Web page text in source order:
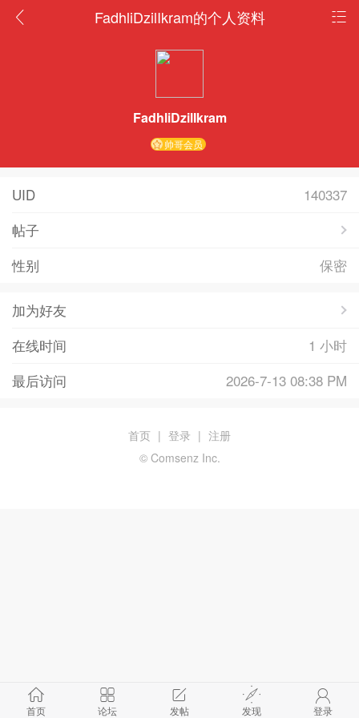
FadhliDzilIkram的个人资料
FadhliDzilIkram
帅哥会员
UID
140337
帖子
性别
保密
加为好友
在线时间
1 小时
最后访问
2026-7-13 08:38 PM
首页 论坛 发帖 发现 登录
首页 | 登录 | 注册
© Comsenz Inc.